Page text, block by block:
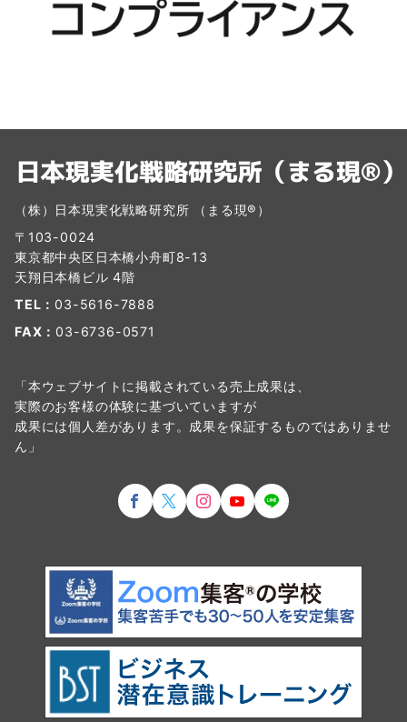
（株）日本現実化戦略研究所 （まる現®）
〒103-0024
東京都中央区日本橋小舟町8-13
天翔日本橋ビル 4階
TEL： 03-5616-7888
FAX： 03-6736-0571
「本ウェブサイトに掲載されている売上成果は、
実際のお客様の体験に基づいていますが
成果には個人差があります。成果を保証するものではありませ
ん」